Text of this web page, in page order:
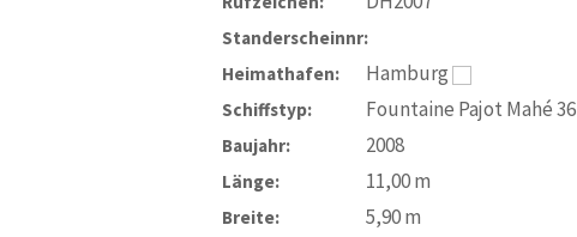
Standerscheinnr:
Heimathafen:
Hamburg
Schiffstyp: Fountaine Pajot Mahé 36
Baujahr: 2008
Länge: 11,00m
Breite: 5,90m